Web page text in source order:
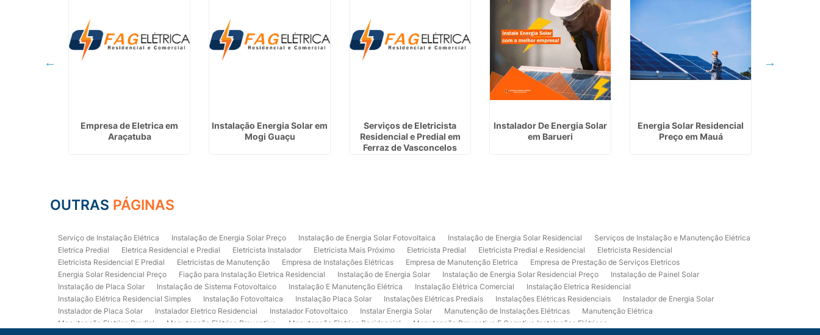
Empresa de Eletrica em
Araçatuba
Instalação Energia Solar em
Mogi Guaçu
Serviços de Eletricista
Residencial e Predial em
Ferraz de Vasconcelos
Instalador De Energia Solar
em Barueri
Energia Solar Residencial
Preço em Mauá
OUTRAS PÁGINAS
Serviço de Instalação Elétrica Instalação de Energia Solar Preço Instalação de Energia Solar Fotovoltaica Instalação de Energia Solar Residencial
Serviços de Instalação e Manutenção Elétrica
Eletrica Predial
Eletrica Residencial e Predial Eletricista Instalador Eletricista Mais Próximo Eletricista Predial Eletricista Predial e Residencial
Eletricista Residencial
Eletricista Residencial E Predial
Eletricistas de Manutenção Empresa de Instalações Elétricas Empresa de Manutenção Eletrica
Empresa de Prestação de Serviços Eletricos
Energia Solar Residencial Preço
Fiação para Instalação Eletrica Residencial Instalação de Energia Solar Instalação de Energia Solar Residencial Preço
Instalação de Painel Solar
Instalação de Placa Solar
Instalação de Sistema Fotovoltaico Instalação E Manutenção Elétrica Instalação Elétrica Comercial
Instalação Eletrica Residencial
Instalação Elétrica Residencial Simples
Instalação Fotovoltaica Instalação Placa Solar Instalações Elétricas Prediais Instalações Elétricas Residenciais
Instalador de Energia Solar
Instalador de Placa Solar
Instalador Eletrico Residencial Instalador Fotovoltaico Instalar Energia Solar Manutenção de Instalações Elétricas
Manutenção Elétrica
Manutenção Eletrica Predial
Manutenção Elétrica Preventiva Manutenção Eletrica Residencial
Manutenção Preventiva E Corretiva Instalações Elétricas